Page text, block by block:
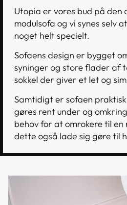
Utopia er vores bud på den
modulsofa og vi synes selv
noget helt specielt.
Sofaens design er bygget
syninger og store flader af
sokkel der giver et let og
Samtidigt er sofaen
gøres rent under og
behov for at omrokere til en
dette også lade sig gøre til